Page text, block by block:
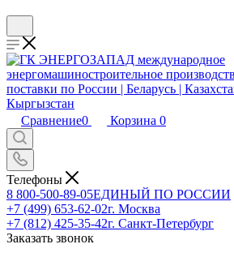
Сравнение0 Корзина 0
Телефоны
8 800-500-89-05ЕДИНЫЙ ПО РОССИИ
+7 (499) 653-62-02г. Москва
+7 (812) 425-35-42г. Санкт-Петербург
Заказать звонок